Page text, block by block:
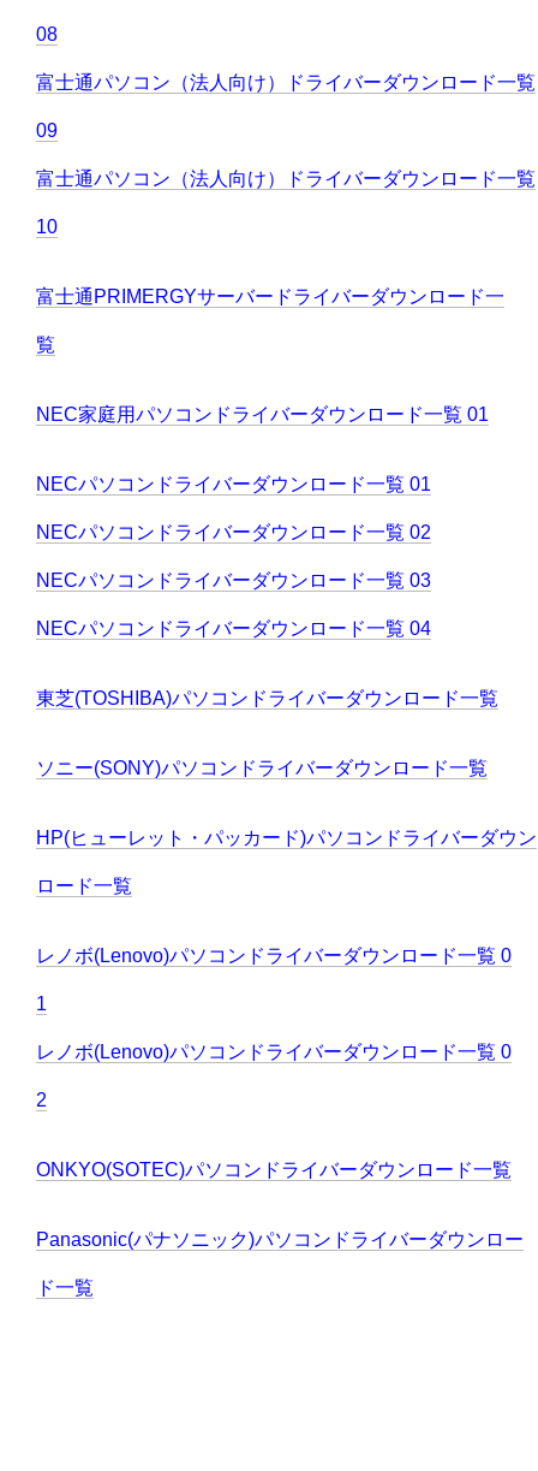
08
富士通パソコン（法人向け）ドライバーダウンロード一覧
09
富士通パソコン（法人向け）ドライバーダウンロード一覧
10
富士通PRIMERGYサーバードライバーダウンロード一
覧
NEC家庭用パソコンドライバーダウンロード一覧 01
NECパソコンドライバーダウンロード一覧 01
NECパソコンドライバーダウンロード一覧 02
NECパソコンドライバーダウンロード一覧 03
NECパソコンドライバーダウンロード一覧 04
東芝(TOSHIBA)パソコンドライバーダウンロード一覧
ソニー(SONY)パソコンドライバーダウンロード一覧
HP(ヒューレット・パッカード)パソコンドライバーダウン
ロード一覧
レノボ(Lenovo)パソコンドライバーダウンロード一覧 0
1
レノボ(Lenovo)パソコンドライバーダウンロード一覧 0
2
ONKYO(SOTEC)パソコンドライバーダウンロード一覧
Panasonic(パナソニック)パソコンドライバーダウンロー
ド一覧